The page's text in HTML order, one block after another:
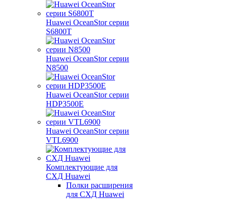
Huawei OceanStor серии
S6800T
Huawei OceanStor серии
N8500
Huawei OceanStor серии
HDP3500E
Huawei OceanStor серии
VTL6900
Комплектующие для
СХД Huawei
Полки расширения
для СХД Huawei